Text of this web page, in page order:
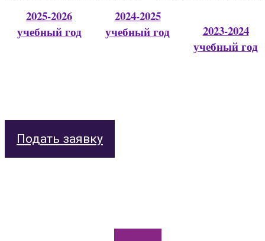
2025-2026
учебный год
2024-2025
учебный год
2023-2024
учебный год
Подать заявку